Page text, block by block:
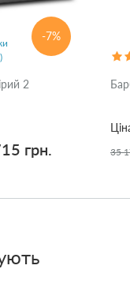
-7%
2
грн. 35